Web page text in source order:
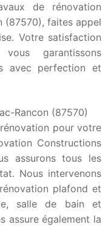
de rénovation
(87570), faites appel
Votre satisfaction
garantissons
avec perfection et
pour votre
Constructions
assurons tous les
Nous intervenons
plafond et
salle de bain et
assure également la